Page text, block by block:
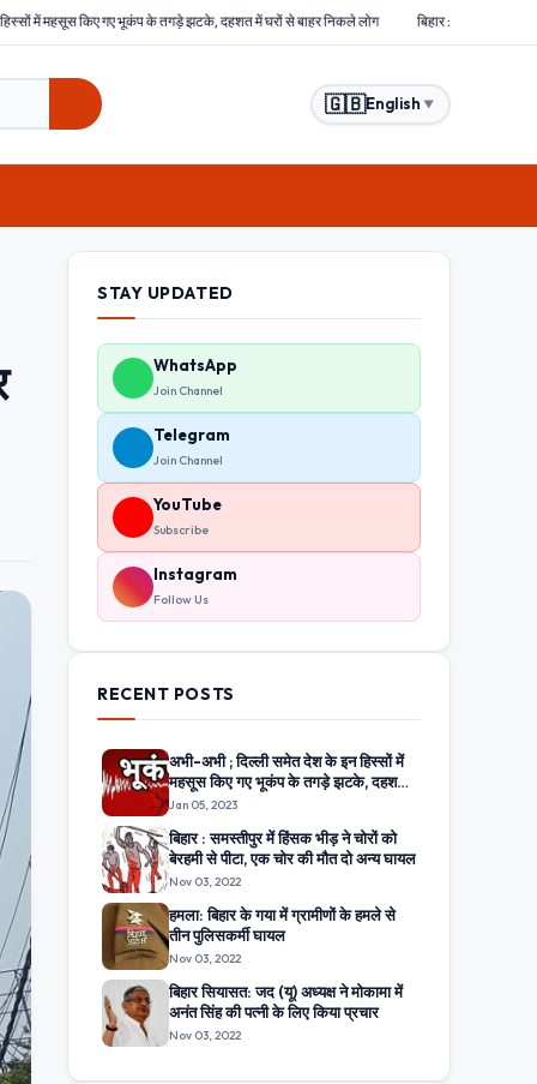
झटके, दहशत में घरों से बाहर निकले लोग बिहार : समस्तीपुर में हिंसक भीड़ ने चोरों को बेरहमी से
🇬🇧English ▼
STAY UPDATED
WhatsApp
Join Channel
Telegram
Join Channel
YouTube
Subscribe
Instagram
Follow Us
RECENT POSTS
अभी-अभी ; दिल्ली समेत देश के इन हिस्सों में
महसूस किए गए भूकंप के तगड़े झटके, दहशत
में घरों से बाहर निकले लोग
Jan 05, 2023
बिहार : समस्तीपुर में हिंसक भीड़ ने चोरों को
बेरहमी से पीटा, एक चोर की मौत दो अन्य घायल
Nov 03, 2022
हमला: बिहार के गया में ग्रामीणों के हमले से
तीन पुलिसकर्मी घायल
Nov 03, 2022
बिहार सियासत: जद (यू) अध्यक्ष ने मोकामा में
अनंत सिंह की पत्नी के लिए किया प्रचार
Nov 03, 2022